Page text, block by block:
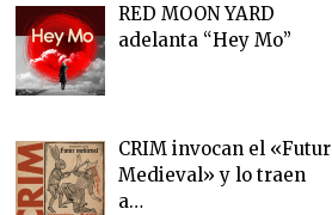
RED MOON YARD
adelanta “Hey Mo”
CRIM invocan el «Futur
Medieval» y lo traen
a…